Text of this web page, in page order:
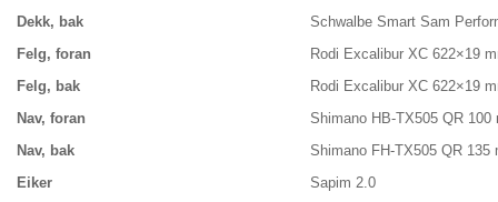
Dekk, bak
Schwalbe Smart Sam
Felg, foran
Rodi Excalibur XC 622×19
Felg, bak
Rodi Excalibur XC 622×19
Nav, foran
Shimano HB-TX505 QR 100
Nav, bak
Shimano FH-TX505 QR 135
Eiker
Sapim 2.0